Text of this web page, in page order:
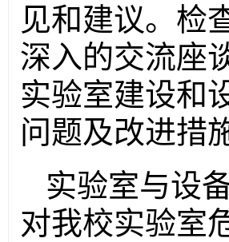
见和建议。检
深入的交流座
实验室建设和
问题及改进措
实验室与设
对我校实验室